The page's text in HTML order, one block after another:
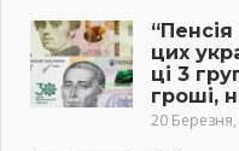
цих
ці 3
гроші,
20 Березня,